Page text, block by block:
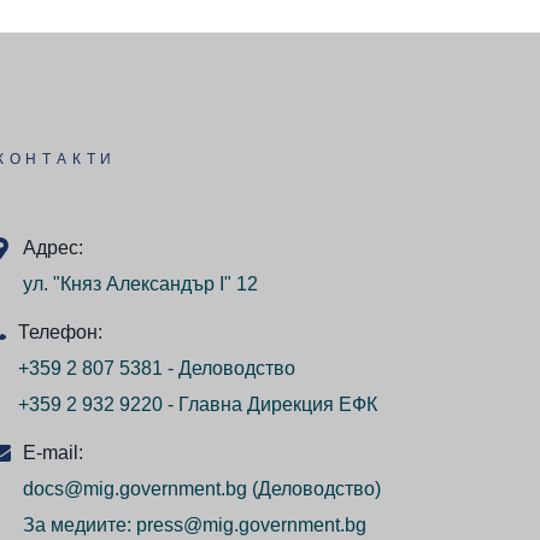
Адрес:
ул. "Княз Александър I" 12
Телефон:
+359 2 807 5381 - Деловодство
+359 2 932 9220 - Главна Дирекция ЕФК
E-mail:
docs@mig.government.bg (Деловодство)
За медиите: press@mig.government.bg